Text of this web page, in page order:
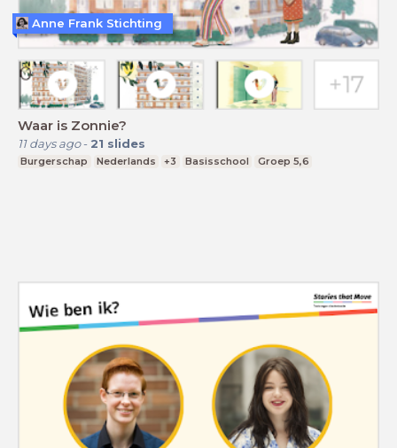
Waar is Zonnie?
11 days ago- 21 slides
Burgerschap Nederlands +3 Basisschool Groep 5,6
Anne Frank Stichting